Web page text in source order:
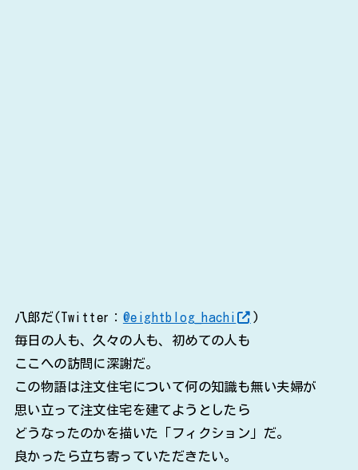
八郎だ(Twitter： @eightblog_hachi
)
毎日の人も、久々の人も、初めての人も
ここへの訪問に深謝だ。
この物語は注文住宅について何の知識も無い夫婦が
思い立って注文住宅を建てようとしたら
どうなったのかを描いた「フィクション」だ。
良かったら立ち寄っていただきたい。